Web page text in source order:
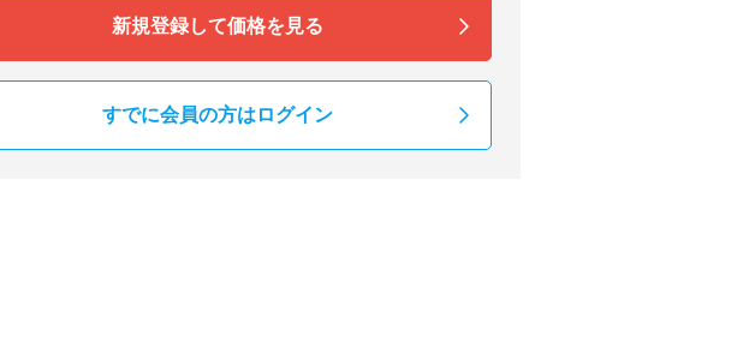
新規登録して価格を見る
すでに会員の方はログイン